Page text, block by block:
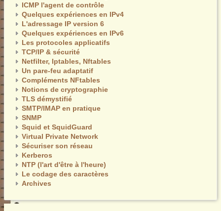
ICMP l'agent de contrôle
Quelques expériences en IPv4
L'adressage IP version 6
Quelques expériences en IPv6
Les protocoles applicatifs
TCP/IP & sécurité
Netfilter, Iptables, Nftables
Un pare-feu adaptatif
Compléments NFtables
Notions de cryptographie
TLS démystifié
SMTP/IMAP en pratique
SNMP
Squid et SquidGuard
Virtual Private Network
Sécuriser son réseau
Kerberos
NTP (l'art d'être à l'heure)
Le codage des caractères
Archives